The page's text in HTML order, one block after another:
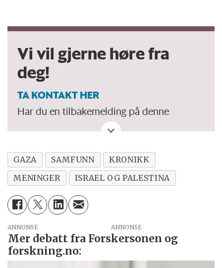
Vi vil gjerne høre fra
deg!
TA KONTAKT HER
Har du en tilbakemelding på denne
kronikken. Eller spørsmål, ros eller kritikk
en viktig debatt?
GAZA SAMFUNN
KRONIKK
MENINGER
ISRAEL OG PALESTINA
ANNONSE
Mer debatt fra Forskersonen og
forskning.no: